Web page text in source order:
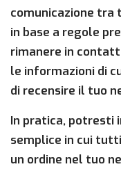
comunicazione tra
in base a regole
rimanere in
le informazioni di
di recensire il tuo
In pratica, potresti
semplice in cui
un ordine nel tuo